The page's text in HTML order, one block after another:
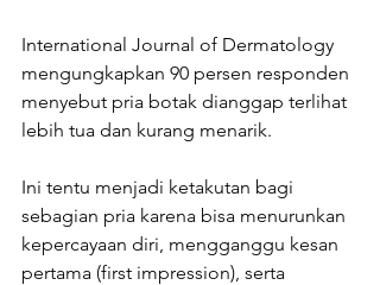
International Journal of Dermatology
mengungkapkan 90 persen responden
menyebut pria botak dianggap terlihat
lebih tua dan kurang menarik.
Ini tentu menjadi ketakutan bagi
sebagian pria karena bisa menurunkan
kepercayaan diri, mengganggu kesan
pertama (first impression), serta